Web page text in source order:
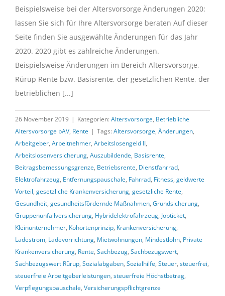
Beispielsweise bei der Altersvorsorge Änderungen 2020:
lassen Sie sich für Ihre Altersvorsorge beraten Auf dieser
Seite finden Sie ausgewählte Änderungen für das Jahr
2020. 2020 gibt es zahlreiche Änderungen.
Beispielsweise Änderungen im Bereich Altersvorsorge,
Rürup Rente bzw. Basisrente, der gesetzlichen Rente, der
betrieblichen [...]
26 November 2019 | Kategorien: Altersvorsorge, Betriebliche
Altersvorsorge bAV, Rente | Tags: Altersvorsorge, Änderungen,
Arbeitgeber, Arbeitnehmer, Arbeitslosengeld II,
Arbeitslosenversicherung, Auszubildende, Basisrente,
Beitragsbemessungsgrenze, Betriebsrente, Dienstfahrrad,
Elektrofahrzeug, Entfernungspauschale, Fahrrad, Fitness, geldwerte
Vorteil, gesetzliche Krankenversicherung, gesetzliche Rente,
Gesundheit, gesundheitsfördernde Maßnahmen, Grundsicherung,
Gruppenunfallversicherung, Hybridelektrofahrzeug, Jobticket,
Kleinunternehmer, Kohortenprinzip, Krankenversicherung,
Ladestrom, Ladevorrichtung, Mietwohnungen, Mindestlohn, Private
Krankenversicherung, Rente, Sachbezug, Sachbezugswert,
Sachbezugswert Rürup, Sozialabgaben, Sozialhilfe, Steuer, steuerfrei,
steuerfreie Arbeitgeberleistungen, steuerfreie Höchstbetrag,
Verpflegungspauschale, Versicherungspflichtgrenze